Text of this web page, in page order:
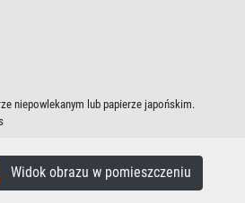
niepowlekanym lub papierze japońskim.
Widok obrazu w pomieszczeniu